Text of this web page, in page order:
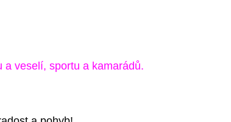
veselí, sportu a kamarádů.